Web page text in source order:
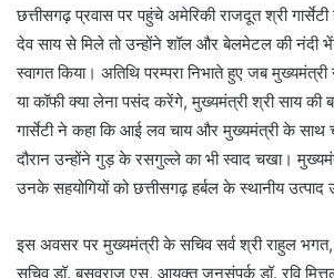
छत्तीसगढ़ प्रवास पर पहुंचे अमेरिकी राजदूत श्री
देव साय से मिले तो उन्होंने शॉल और बेलमेटल की नंदी
स्वागत किया। अतिथि परम्परा निभाते हुए जब
या कॉफी क्या लेना पसंद करेंगे, मुख्यमंत्री श्री साय की
गार्सेटी ने कहा कि आई लव चाय और मुख्यमंत्री के
दौरान उन्होंने गुड़ के रसगुल्ले का भी स्वाद चखा।
उनके सहयोगियों को छत्तीसगढ़ हर्बल के स्थानीय
इस अवसर पर मुख्यमंत्री के सचिव सर्व श्री राहुल भगत,
सचिव डॉ. बसवराजु एस, आयुक्त जनसंपर्क डॉ. रवि